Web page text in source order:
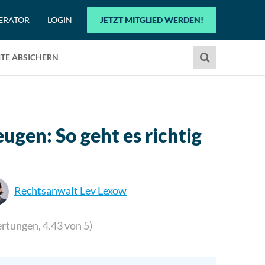
LOGIN JETZT MITGLIED WERDEN!
ABSICHERN
Verwende
die
unten,
So geht es richtig
Rechtsanwalt Lev Lexow
4.43von 5)